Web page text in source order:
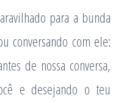
para a bunda
conversando com ele:
de nossa conversa,
e desejando o teu